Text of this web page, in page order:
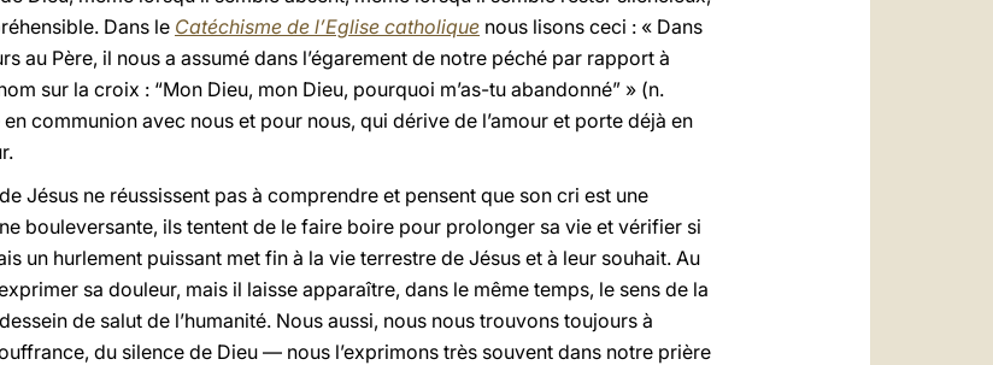
Dans le Catéchisme de l’Eglise catholique nous lisons ceci : « Dans
au Père, il nous a assumé dans l’égarement de notre péché par rapport à
sur la croix : “Mon Dieu, mon Dieu, pourquoi m’as-tu abandonné” » (n.
communion avec nous et pour nous, qui dérive de l’amour et porte déjà en
Jésus ne réussissent pas à comprendre et pensent que son cri est une
bouleversante, ils tentent de le faire boire pour prolonger sa vie et vérifier si
un hurlement puissant met fin à la vie terrestre de Jésus et à leur souhait. Au
sa douleur, mais il laisse apparaître, dans le même temps, le sens de la
de salut de l’humanité. Nous aussi, nous nous trouvons toujours à
du silence de Dieu — nous l’exprimons très souvent dans notre prière